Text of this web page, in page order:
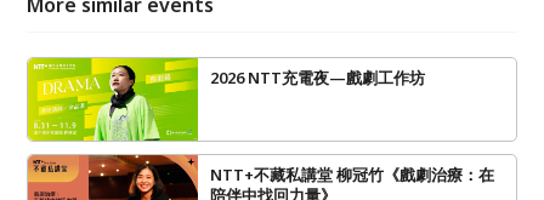
2026 NTT充電夜—戲劇工作坊
NTT+不藏私講堂 柳冠竹《戲劇治療：在
陪伴中找回力量》